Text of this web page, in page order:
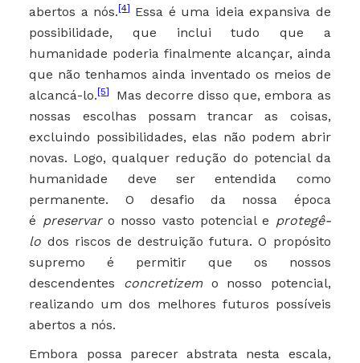
abertos a nós. [4]
Essa é uma ideia expansiva de
possibilidade, que inclui tudo que a
humanidade poderia finalmente alcançar, ainda
que não tenhamos ainda inventado os meios de
alcancá-lo. [5]
Mas decorre disso que, embora as
nossas escolhas possam trancar as coisas,
excluindo possibilidades, elas não podem abrir
novas. Logo, qualquer redução do potencial da
humanidade deve ser entendida como
permanente. O desafio da nossa época
é preservaro nosso vasto potencial e protegê-
lo dos riscos de destruição futura. O propósito
supremo é permitir que os nossos
descendentes concretizemo nosso potencial,
realizando um dos melhores futuros possíveis
abertos a nós.
Embora possa parecer abstrata nesta escala,